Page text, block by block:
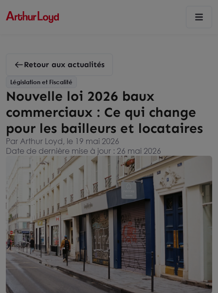
Retour aux actualités
Législation et Fiscalité
Nouvelle loi 2026 baux
commerciaux : Ce qui change
pour les bailleurs et locataires
Par Arthur Loyd, le 19 mai 2026
Date de dernière mise à jour : 26 mai 2026